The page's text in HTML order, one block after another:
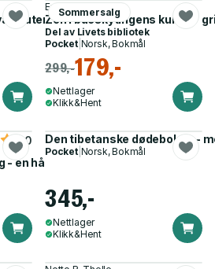
uten å dø først - buddhistisk
Sommersalg
Eugen Herrigel
Zen i bueskytingens kunst
Del av Livets bibliotek
Pocket| Norsk, Bokmål
299,-179,-
Nettlager
Klikk&Hent
en håndbok i å leve
5.0 Den tibetanske dødeboken -
Pocket| Norsk, Bokmål
345,-
Nettlager
Klikk&Hent